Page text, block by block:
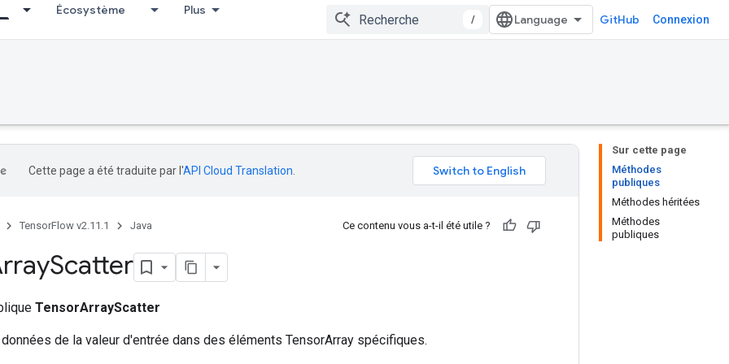
Écosystème Plus
/ GitHub Connexion
Sur cette page
Méthodes
publiques
Méthodes héritées
Méthodes
publiques
Cette page a été traduite par l'API Cloud Translation
TensorFlow v2.11.1 Java Ce contenu vous a-t-il été utile ?
Scatter
TensorArrayScatter
de la valeur d'entrée dans des éléments TensorArray spécifiques.